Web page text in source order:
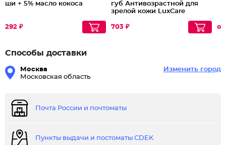
ши + 5% масло кокоса
292 ₽
губ Антивозрастной для
зрелой кожи LuxCare
703 ₽
Способы доставки
Москва
Московская область
Изменить город
Почта России и почтоматы
Пункты выдачи и постоматы CDEK